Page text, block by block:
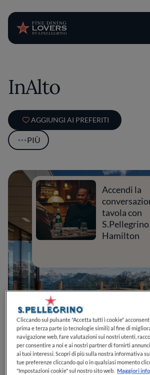
InAlto
AGGIUNGI AI PREFERITI
PIÙ
0 0 0 0
Accendi la
tavola con
S.Pellegrino
Hamilton
Cliccando sul pulsante "Accetta tutti i cookie"
prima e terza parte (o tecnologie simili) al fine di
navigazione web, fare valutazioni sui nostri utenti,
per consentire a noi e ai nostri partner di fornirti
ai tuoi interessi. Scopri di più sulla nostra informativa
tue preferenze cliccando qui o in qualsiasi momento
"Impostazioni cookie" sul nostro sito web. Maggiori